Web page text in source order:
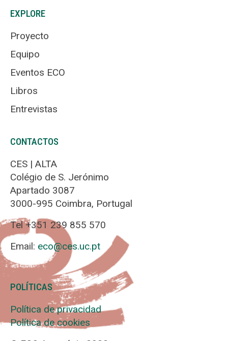
EXPLORE
Proyecto
Equipo
Eventos ECO
Libros
Entrevistas
CONTACTOS
CES | ALTA
Colégio de S. Jerónimo
Apartado 3087
3000-995 Coimbra, Portugal
Tel +351 239 855 570
Email: eco@ces.uc.pt
POLÍTICAS
Política de privacidad
Política de cookies